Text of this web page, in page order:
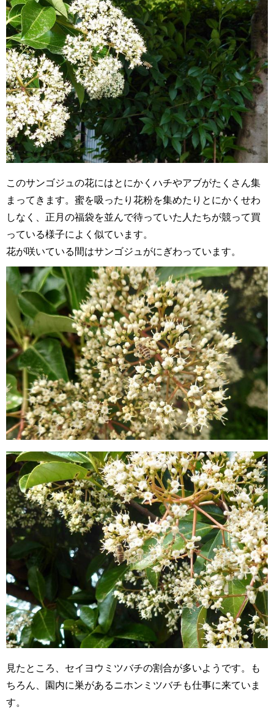
このサンゴジュの花にはとにかくハチやアブがたくさん集
まってきます。蜜を吸ったり花粉を集めたりとにかくせわ
しなく、正月の福袋を並んで待っていた人たちが競って買
っている様子によく似ています。
花が咲いている間はサンゴジュがにぎわっています。
見たところ、セイヨウミツバチの割合が多いようです。も
ちろん、園内に巣があるニホンミツバチも仕事に来ていま
す。